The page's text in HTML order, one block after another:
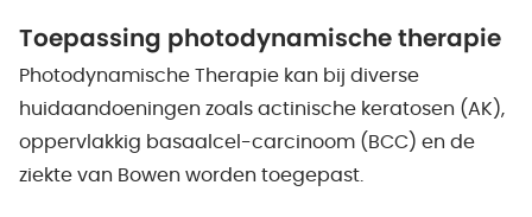
Toepassing photodynamische therapie
Photodynamische Therapie kan bij diverse
huidaandoeningen zoals actinische keratosen (AK),
oppervlakkig basaalcel-carcinoom (BCC) en de
ziekte van Bowen worden toegepast.